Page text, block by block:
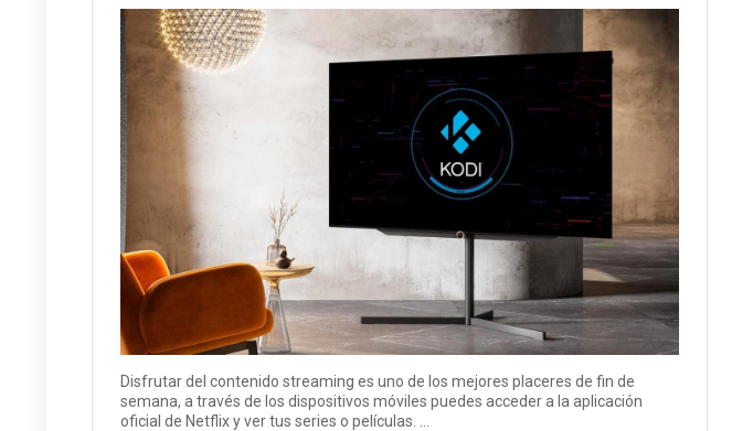
Disfrutar del contenido streaming es uno de los mejores placeres de fin de
semana, a través de los dispositivos móviles puedes acceder a la aplicación
oficial de Netflix y ver tus series o películas. ...